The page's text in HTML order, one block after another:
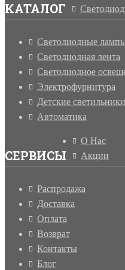
КАТАЛОГ
Светодиодные
Светодиодная лента
Светодиодное
Электрофурнитура
Детские светильники
Автоматика
СЕРВИСЫ
О Нас
Акции
Распродажа
Доставка
Оплата
Возврат
Контакты
Блог